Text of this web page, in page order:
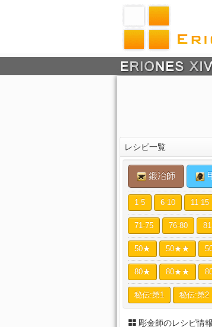
レシピ一覧
鍛冶師
1-5 6-10 11-15
71-75 76-80
50★ 50★★
80★ 80★★
秘伝:第1 秘伝:第2
彫金師のレシピ情